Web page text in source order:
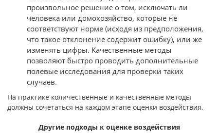
произвольное решение о том, исключать ли
человека или домо­хозяйство, которые не
соответствуют норме (исходя из предположения,
что такое отклонение содержит ошибку), или же
изменять цифры. Качествен­ные методы
позволяют быстро проводить дополнительные
полевые иссле­дования для проверки таких
случаев.
На практике количественные и качественные методы
должны соче­таться на каждом этапе оценки воздействия.
Другие подходы к оценке воздействия